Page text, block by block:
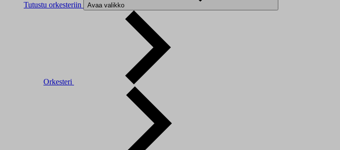
Tutustu orkesteriin Avaa valikko
Orkesteri